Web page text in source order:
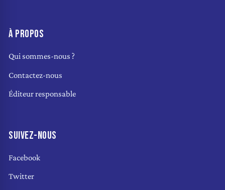
À PROPOS
Qui sommes-nous ?
Contactez-nous
Éditeur responsable
SUIVEZ-NOUS
Facebook
Twitter